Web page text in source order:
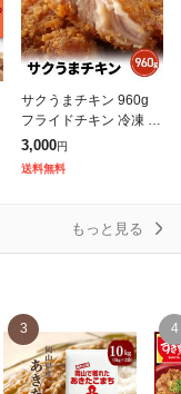
サクうまチキン 960g
フライドチキン 冷凍 大
容量 メガ盛り 業務用
チキン 肉 鶏肉 簡単 時
3,000円
送料無料
もっと見る
3 4